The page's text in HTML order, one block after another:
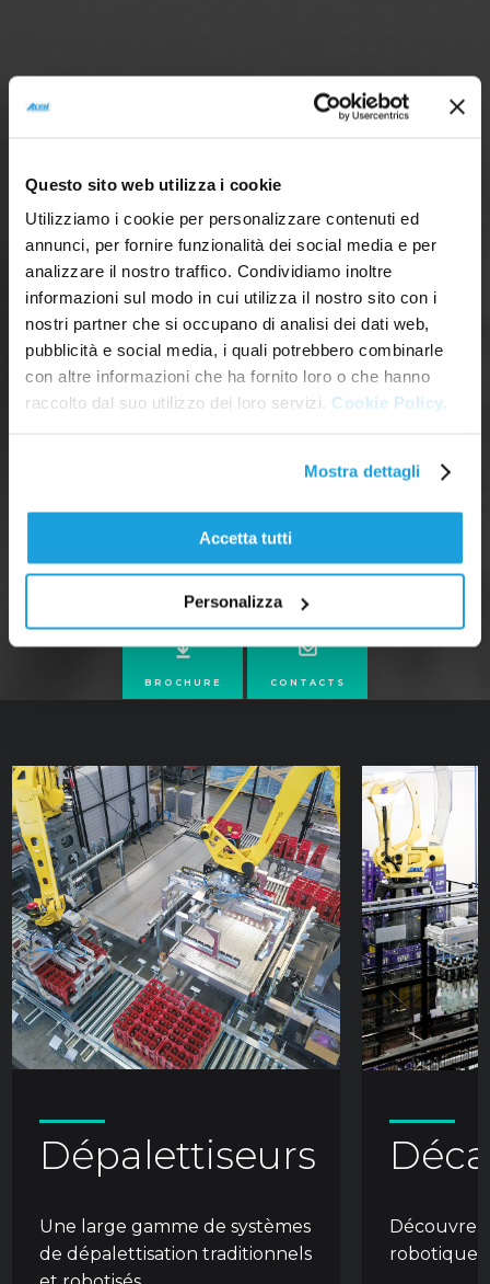
Questo sito web utilizza i cookie
Utilizziamo i cookie per personalizzare contenuti ed
annunci, per fornire funzionalità dei social media e per
analizzare il nostro traffico. Condividiamo inoltre
informazioni sul modo in cui utilizza il nostro sito con i
nostri partner che si occupano di analisi dei dati web,
pubblicità e social media, i quali potrebbero combinarle
con altre informazioni che ha fornito loro o che hanno
raccolto dal suo utilizzo dei loro servizi. Cookie Policy.
Mostra dettagli
Accetta tutti
Personalizza
BROCHURE CONTACTS
Dépalettiseurs
Une large gamme de systèmes
de dépalettisation traditionnels
Découvrez
robotiques.